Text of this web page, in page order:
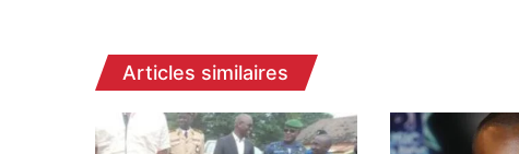
b
Articles similaires